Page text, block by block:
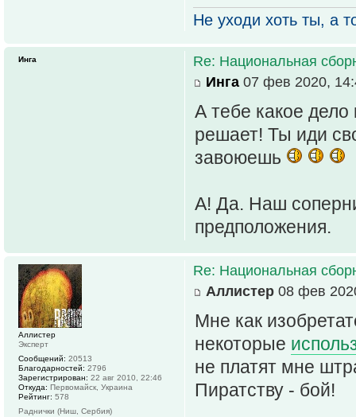
Не уходи хоть ты, а
Re: Национальная
Инга 07 фев 2020,
А тебе какое
решает! Ты иди
завоюешь
А! Да. Наш
предположения.
Инга
Re: Национальная
Аллистер 08 фев
Мне как
некоторые
не платят мне
Пиратству - бой!
Аллистер
Эксперт
Сообщений: 20513
Благодарностей: 2796
Зарегистрирован: 22 авг 2010, 22:46
Откуда: Первомайск, Украина
Рейтинг: 578
Раднички (Ниш, Сербия)